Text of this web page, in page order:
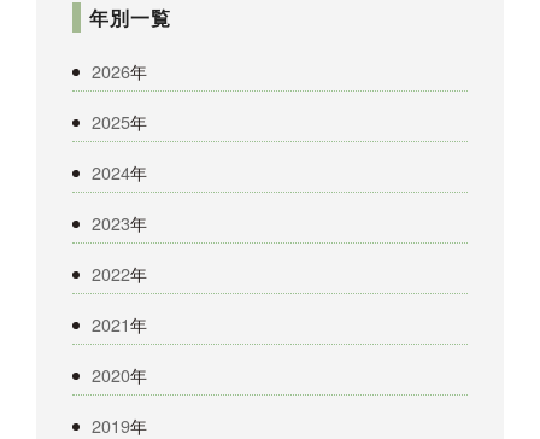
年別一覧
2026年
2025年
2024年
2023年
2022年
2021年
2020年
2019年